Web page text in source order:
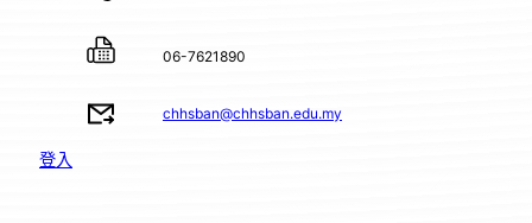
06-7621890
chhsban@chhsban.edu.my
登入